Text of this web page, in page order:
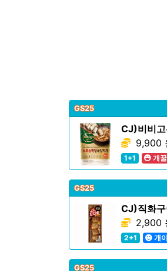
GS25
CJ)비비
9,900
1+1
개꿀
GS25
CJ)직화
2,900
2+1
개
GS25